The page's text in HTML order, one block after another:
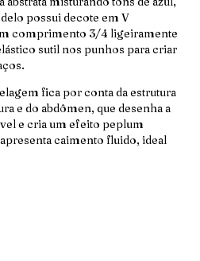
possui decote em V
comprimento 3/4 ligeiramente
sutil nos punhos para criar
fica por conta da estrutura
e do abdômen, que desenha a
e cria um efeito peplum
caimento fluido, ideal